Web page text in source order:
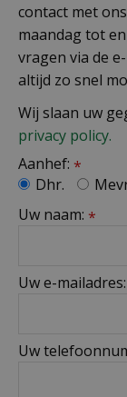
contact met
maandag tot
vragen via de
altijd zo snel
Wij slaan uw
privacy policy.
Aanhef: *
Dhr.
Uw naam: *
Uw e-mailadres:
Uw